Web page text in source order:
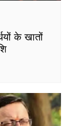
के खातों